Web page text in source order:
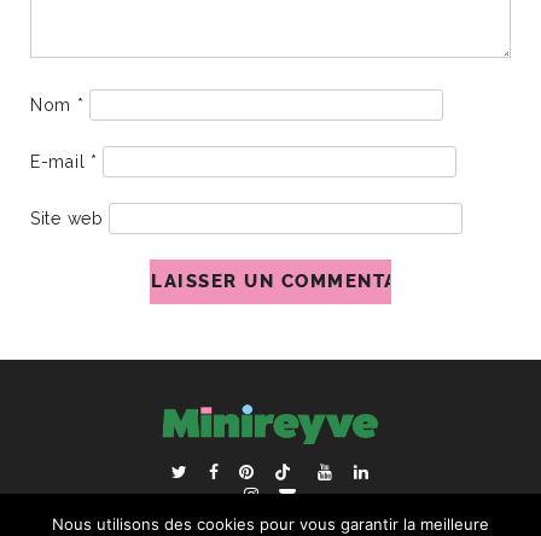
Nom *
E-mail *
Site web
ACCUEIL BLOGROLL
Nous utilisons des cookies pour vous garantir la meilleure